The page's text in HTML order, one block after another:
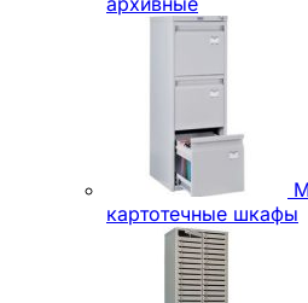
картотечные шкафы